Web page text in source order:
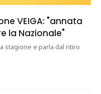
VEIGA: "annata
la Nazionale"
stagione e parla dal ritiro